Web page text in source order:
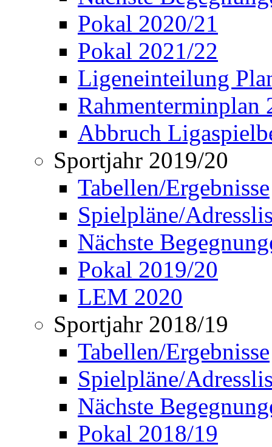
Pokal 2020/21
Pokal 2021/22
Ligeneinteilung
Rahmenterminplan
Abbruch
Sportjahr 2019/20
Tabellen/Ergebnisse
Spielpläne/
Nächste
Pokal 2019/20
LEM 2020
Sportjahr 2018/19
Tabellen/Ergebnisse
Spielpläne/
Nächste
Pokal 2018/19